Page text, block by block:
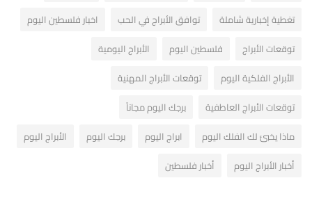
تغطية إخبارية شاملة
توافق الأبراج في الحب
اخبار فلسطين اليوم
توقعات الأبراج
فلسطين اليوم
الأبراج اليومية
الأبراج الفلكية اليوم
توقعات الأبراج المهنية
توقعات الأبراج العاطفية
برجك اليوم مجاناً
ماذا يخبئ لك الفلك اليوم
ابراج اليوم برجك اليوم
الأبراج اليوم
أخبار الأبراج اليوم
أخبار فلسطين